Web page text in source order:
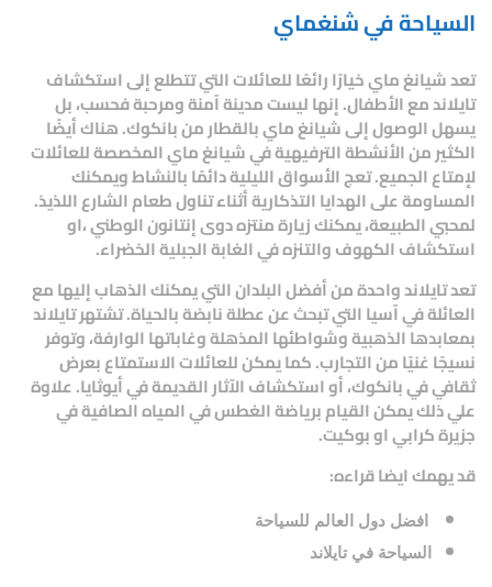
السياحة في شنغماي
تعد شيانغ ماي خيارًا رائعًا للعائلات التي تتطلع إلى استكشاف
تايلاند مع الأطفال. إنها ليست مدينة آمنة ومرحبة فحسب، بل
يسهل الوصول إلى شيانغ ماي بالقطار من بانكوك. هناك أيضًا
الكثير من الأنشطة الترفيهية في شيانغ ماي المخصصة للعائلات
لإمتاع الجميع. تعج الأسواق الليلية دائمًا بالنشاط ويمكنك
المساومة على الهدايا التذكارية أثناء تناول طعام الشارع اللذيذ.
لمحبي الطبيعة، يمكنك زيارة منتزه دوى إنتانون الوطني ،او
استكشاف الكهوف والتنزه في الغابة الجبلية الخضراء.
تعد تايلاند واحدة من أفضل البلدان التي يمكنك الذهاب إليها مع
العائلة في آسيا التي تبحث عن عطلة نابضة بالحياة. تشتهر تايلاند
بمعابدها الذهبية وشواطئها المذهلة وغاباتها الوارفة، وتوفر
نسيجًا غنيًا من التجارب. كما يمكن للعائلات الاستمتاع بعرض
ثقافي في بانكوك، أو استكشاف الآثار القديمة في أيوثايا. علاوة
علي ذلك يمكن القيام برياضة الغطس في المياه الصافية في
جزيرة كرابي او بوكيت.
قد يهمك ايضا قراءه:
افضل دول العالم للسياحة
السياحة في تايلاند